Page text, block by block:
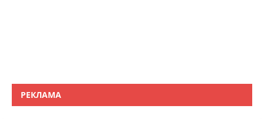
РЕКЛАМА